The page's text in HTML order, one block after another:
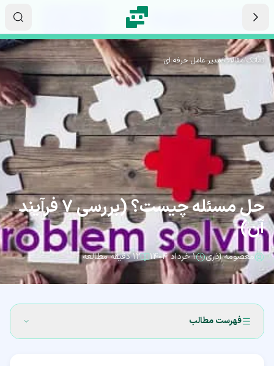
نماتک/مقالات/مدیر عامل حرفه ای
حل مسئله چیست؟ (بررسی 7 فرآیند
آن)
معصومه آذری ۱ خرداد ۱۴۰۴ ۱۲ دقیقه مطالعه
فهرست مطالب